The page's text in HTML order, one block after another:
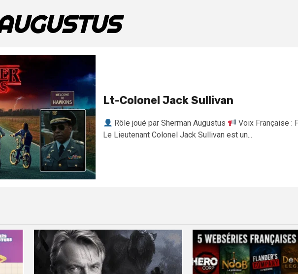
Lt-Colonel Jack Sullivan
Rôle joué par Sherman Augustus
Voix Française :
Le Lieutenant Colonel Jack Sullivan est un...